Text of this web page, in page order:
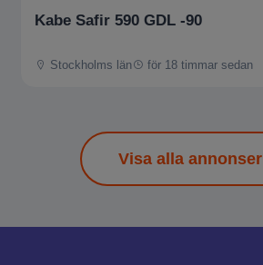
Kabe Safir 590 GDL -90
Stockholms län för 18 timmar sedan
Visa alla annonser